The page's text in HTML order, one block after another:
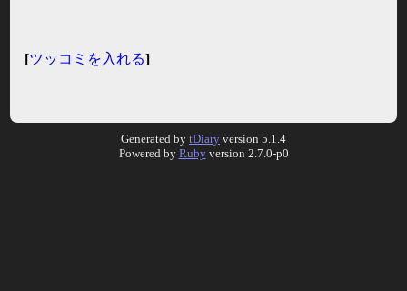
[ツッコミを入れる]
Generated by tDiary version 5.1.4
Powered by Rubyversion 2.7.0-p0